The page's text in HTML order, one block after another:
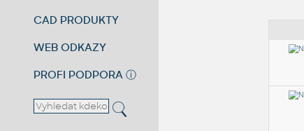
CAD PRODUKTY
WEB ODKAZY
PROFI PODPORA ⓘ